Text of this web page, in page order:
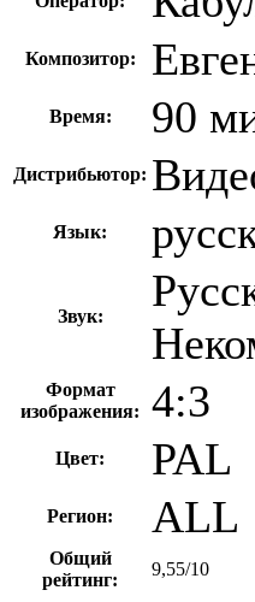
Композитор:
Время: 90
Дистрибьютор:
Язык:
Звук:
Формат
изображения:
4:3
Цвет: PAL
Регион: ALL
Общий
рейтинг:
9,55/10